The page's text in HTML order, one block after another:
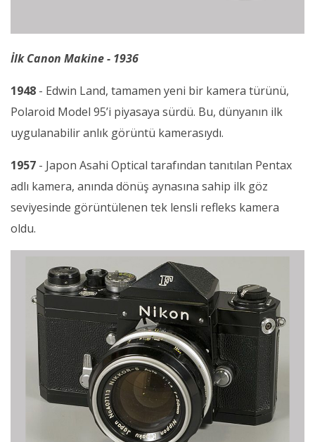
İlk Canon Makine - 1936
1948 - Edwin Land, tamamen yeni bir kamera türünü,
Polaroid Model 95’i piyasaya sürdü. Bu, dünyanın ilk
uygulanabilir anlık görüntü kamerasıydı.
1957 - Japon Asahi Optical tarafından tanıtılan Pentax
adlı kamera, anında dönüş aynasına sahip ilk göz
seviyesinde görüntülenen tek lensli refleks kamera
oldu.